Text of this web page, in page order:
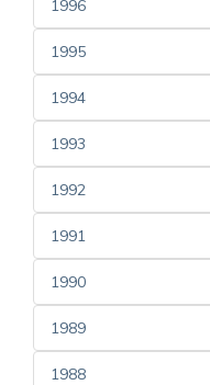
1996
1995
1994
1993
1992
1991
1990
1989
1988